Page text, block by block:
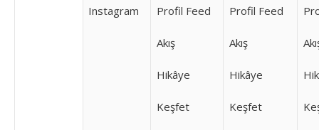
Instagram Profil Feed
Akış
Hikâye
Keşfet
Profil Feed
Akış
Hikâye
Keşfet